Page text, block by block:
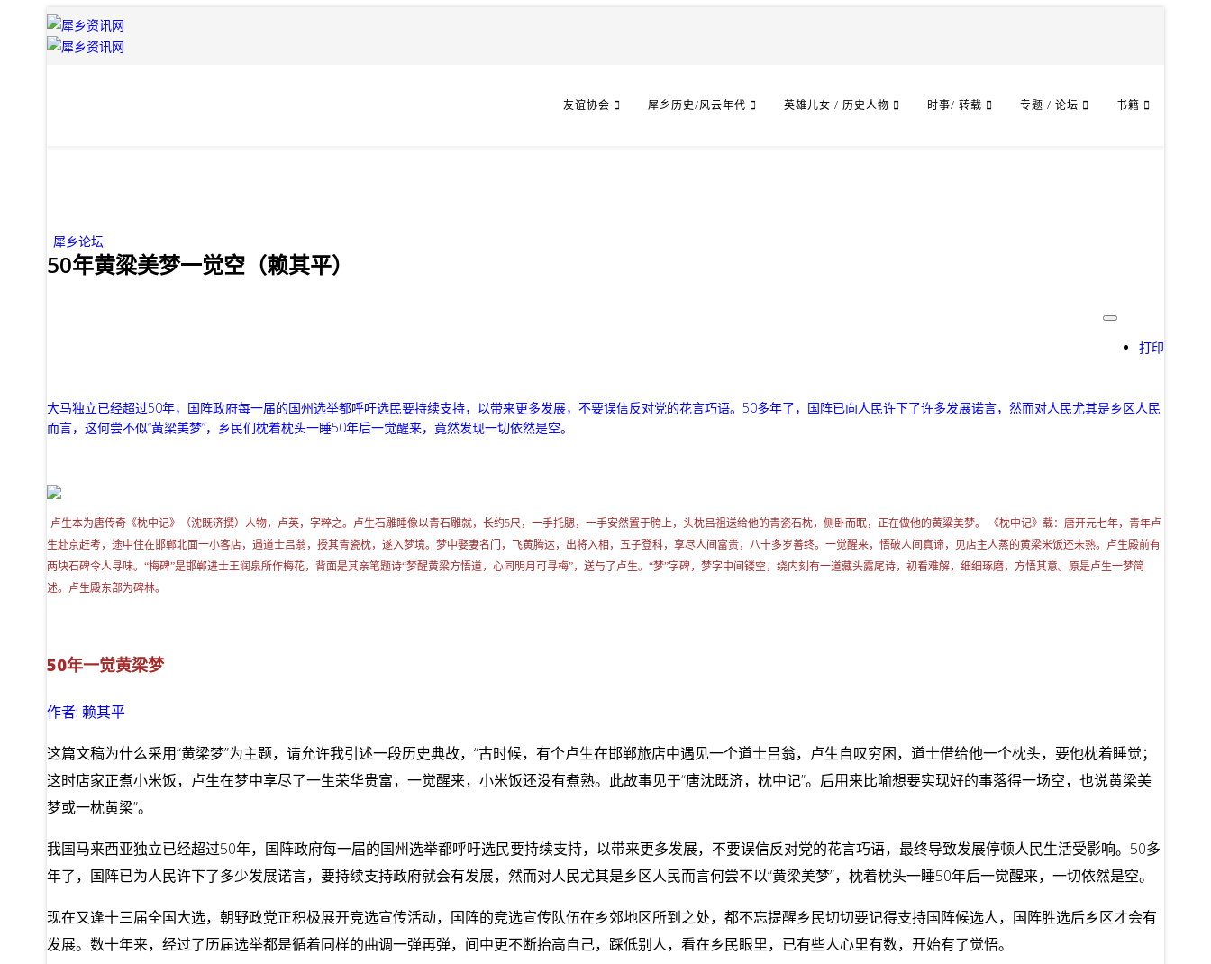
友谊协会 犀乡历史/风云年代 英雄儿女 / 历史人物 时事/ 转载 专题 / 论坛 书籍
犀乡论坛
50年黄粱美梦一觉空（赖其平）
打印
大马独立已经超过50年，国阵政府每一届的国州选举都呼吁选民要持续支持，以带来更多发展，不要误信反对党的花言巧语。50多年了，国阵已向人民许下了许多发展诺言，然而对人民尤其是乡区人民
而言，这何尝不似“黄梁美梦”，乡民们枕着枕头一睡50年后一觉醒来，竟然发现一切依然是空。
卢生本为唐传奇《枕中记》（沈既济撰）人物，卢英，字粹之。卢生石雕睡像以青石雕就，长约5尺，一手托腮，一手安然置于胯上，头枕吕祖送给他的青瓷石枕，侧卧而眠，正在做他的黄粱美梦。 《枕中记》载：唐开元七年，青年卢
生赴京赶考，途中住在邯郸北面一小客店，遇道士吕翁，授其青瓷枕，遂入梦境。梦中娶妻名门，飞黄腾达，出将入相，五子登科，享尽人间富贵，八十多岁善终。一觉醒来，悟破人间真谛，见店主人蒸的黄梁米饭还未熟。卢生殿前有
两块石碑令人寻味。“梅碑”是邯郸进士王润泉所作梅花，背面是其亲笔题诗“梦醒黄梁方悟道，心同明月可寻梅”，送与了卢生。“梦”字碑，梦字中间镂空，绕内刻有一道藏头露尾诗，初看难解，细细琢磨，方悟其意。原是卢生一梦简
述。卢生殿东部为碑林。
50年一觉黄梁梦
作者: 赖其平
这篇文稿为什么采用“黄梁梦”为主题，请允许我引述一段历史典故，“古时候，有个卢生在邯郸旅店中遇见一个道士吕翁，卢生自叹穷困，道士借给他一个枕头，要他枕着睡觉；
这时店家正煮小米饭，卢生在梦中享尽了一生荣华贵富，一觉醒来，小米饭还没有煮熟。此故事见于“唐沈既济，枕中记”。后用来比喻想要实现好的事落得一场空，也说黄梁美
梦或一枕黄梁”。
我国马来西亚独立已经超过50年，国阵政府每一届的国州选举都呼吁选民要持续支持，以带来更多发展，不要误信反对党的花言巧语，最终导致发展停顿人民生活受影响。50多
年了，国阵已为人民许下了多少发展诺言，要持续支持政府就会有发展，然而对人民尤其是乡区人民而言何尝不以“黄梁美梦”，枕着枕头一睡50年后一觉醒来，一切依然是空。
现在又逢十三届全国大选，朝野政党正积极展开竞选宣传活动，国阵的竞选宣传队伍在乡郊地区所到之处，都不忘提醒乡民切切要记得支持国阵候选人，国阵胜选后乡区才会有
发展。数十年来，经过了历届选举都是循着同样的曲调一弹再弹，间中更不断抬高自己，踩低别人，看在乡民眼里，已有些人心里有数，开始有了觉悟。